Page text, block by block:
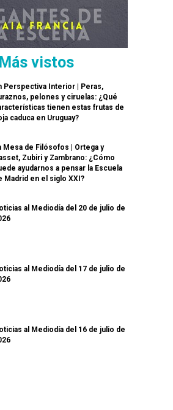
Más vistos
Perspectiva Interior | Peras,
pelones y ciruelas: ¿Qué
tienen estas frutas de
caduca en Uruguay?
Mesa de Filósofos | Ortega y
Zubiri y Zambrano: ¿Cómo
ayudarnos a pensar la Escuela
Madrid en el siglo XXI?
al Mediodía del 20 de julio de
al Mediodía del 17 de julio de
al Mediodía del 16 de julio de